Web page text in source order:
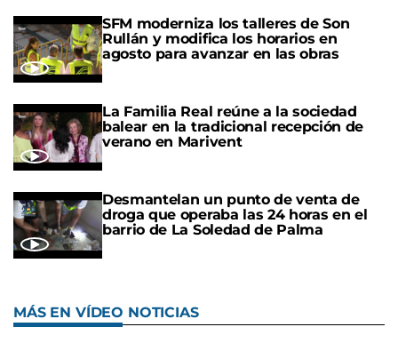
SFM moderniza los talleres de Son
Rullán y modifica los horarios en
agosto para avanzar en las obras
La Familia Real reúne a la sociedad
balear en la tradicional recepción de
verano en Marivent
Desmantelan un punto de venta de
droga que operaba las 24 horas en el
barrio de La Soledad de Palma
MÁS EN VÍDEO NOTICIAS